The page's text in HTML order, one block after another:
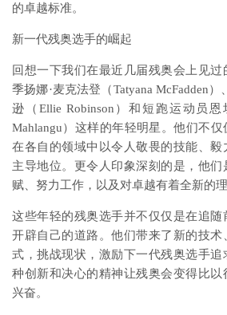
的卓越标准。
新一代残奥选手的崛起
回想一下我们在最近几届残奥会上见
季扬娜·麦克法登（Tatyana McFadden
逊（Ellie Robinson）和短跑运动员恩
Mahlangu）这样的年轻明星。他们不
在各自的领域中以令人敬畏的技能、毅
主导地位。更令人印象深刻的是，他们
赋、努力工作，以及对卓越有着全新的理
这些年轻的残奥选手并不仅仅是在追随
开辟自己的道路。他们带来了新的技
式，挑战现状，激励下一代残奥选手
种创新和决心的精神让残奥会变得比以
兴奋。